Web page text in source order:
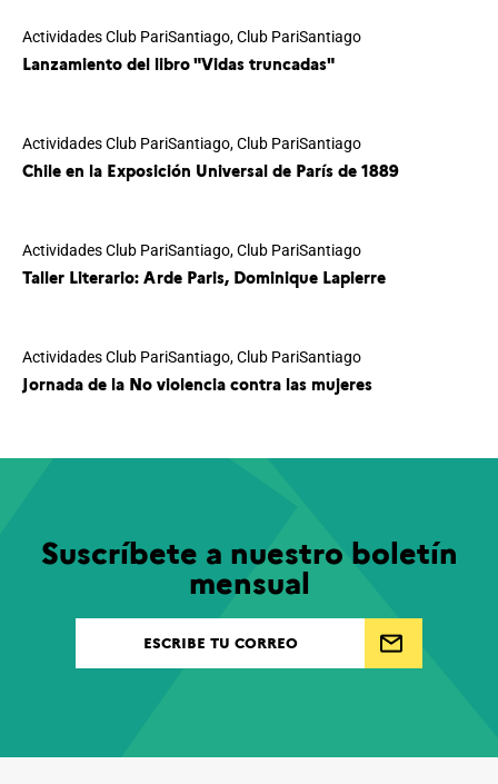
Actividades Club PariSantiago,Club PariSantiago
Lanzamiento del libro "Vidas truncadas"
Actividades Club PariSantiago,Club PariSantiago
Chile en la Exposición Universal de París de 1889
Actividades Club PariSantiago,Club PariSantiago
Taller Literario: Arde Paris, Dominique Lapierre
Actividades Club PariSantiago,Club PariSantiago
Jornada de la No violencia contra las mujeres
Suscríbete a nuestro boletín
mensual